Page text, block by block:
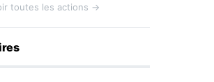
toutes les actions →